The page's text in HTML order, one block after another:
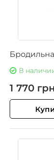
В
1 770